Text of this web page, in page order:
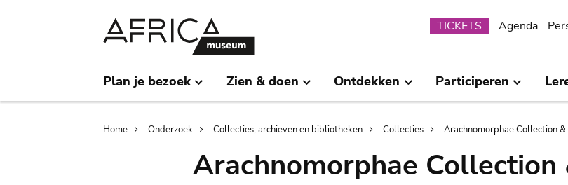
Submenu
TICKETS Agenda
Plan je bezoek Zien & doen Ontdekken Participeren
Breadcrumb
Home Onderzoek Collecties, archieven en bibliotheken Collecties Arachnomorphae Collection
Arachnomorphae Collection